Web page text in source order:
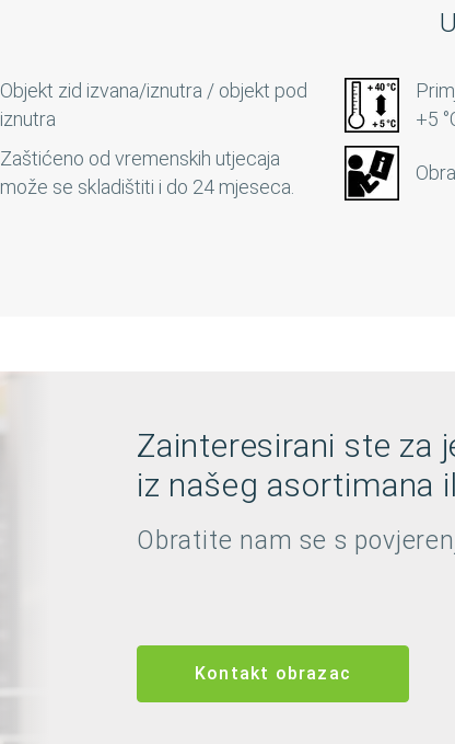
Objekt zid izvana/iznutra / objekt pod
iznutra
+5
Zaštićeno od vremenskih utjecaja
može se skladištiti i do 24 mjeseca.
Zainteresirani ste za
iz našeg asortimana
Obratite nam se s
Kontakt obrazac